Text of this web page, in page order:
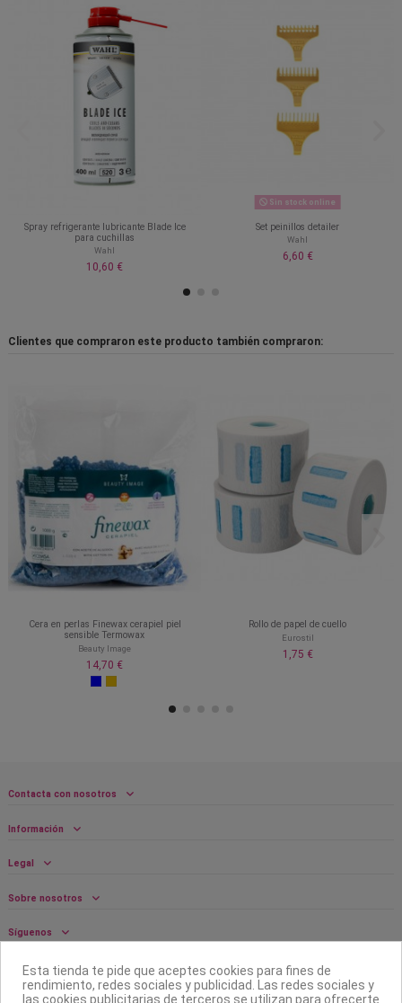
Spray refrigerante lubricante Blade Ice
para cuchillas
Wahl
10,60 €
Sin stock online
Set peinillos detailer
Wahl
6,60 €
Clientes que compraron este producto también compraron:
Cera en perlas Finewax cerapiel piel
sensible Termowax
Beauty Image
14,70 €
Rollo de papel de cuello
Eurostil
1,75 €
Contacta con nosotros
Información
Legal
Sobre nosotros
Síguenos
Boletín
Esta tienda te pide que aceptes cookies para fines de
rendimiento, redes sociales y publicidad. Las redes sociales y
las cookies publicitarias de terceros se utilizan para ofrecerte